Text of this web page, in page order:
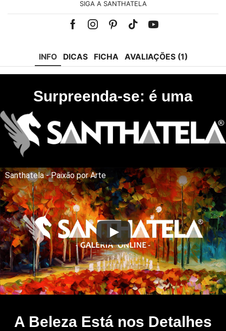
SIGA A SANTHATELA
FacebookInstagramPinterest
Tik-Youtube
INFO DICAS FICHA AVALIAÇÕES (1)
Surpreenda-se: é uma
Santhatela - Paixão por Arte
A Beleza Está nos Detalhes